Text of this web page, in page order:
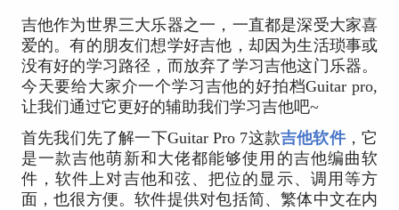
吉他作为世界三大乐器之一，一直都是深受大家喜
爱的。有的朋友们想学好吉他，却因为生活琐事或
没有好的学习路径，而放弃了学习吉他这门乐器。
今天要给大家介一个学习吉他的好拍档Guitar pro,
让我们通过它更好的辅助我们学习吉他吧~
首先我们先了解一下Guitar Pro 7这款吉他软件，它
是一款吉他萌新和大佬都能够使用的吉他编曲软
件，软件上对吉他和弦、把位的显示、调用等方
面，也很方便。软件提供对包括简、繁体中文在内